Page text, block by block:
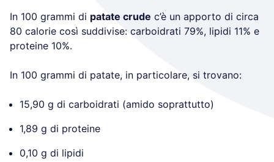
In 100 grammi di patate crude c’è un apporto di circa
80 calorie così suddivise: carboidrati 79%, lipidi 11% e
proteine 10%.
In 100 grammi di patate, in particolare, si trovano:
15,90 g di carboidrati (amido soprattutto)
1,89 g di proteine
0,10 g di lipidi